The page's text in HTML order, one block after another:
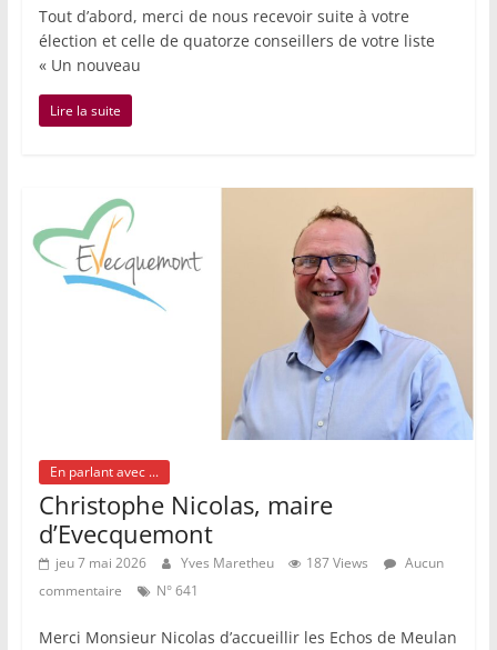
Tout d’abord, merci de nous recevoir suite à votre
élection et celle de quatorze conseillers de votre liste
« Un nouveau
Lire la suite
En parlant avec ...
Christophe Nicolas, maire
d’Evecquemont
jeu 7 mai 2026 Yves Maretheu 187 Views
Aucun
commentaire
N° 641
Merci Monsieur Nicolas d’accueillir les Echos de Meulan